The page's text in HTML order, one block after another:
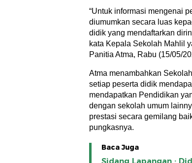
“Untuk informasi mengenai
diumumkan secara luas
didik yang mendaftarkan
kata Kepala Sekolah Mahlil
Panitia Atma, Rabu (15/05/
Atma menambahkan
setiap peserta didik
mendapatkan Pendidikan
dengan sekolah umum
prestasi secara gemilang
pungkasnya.
Baca Juga